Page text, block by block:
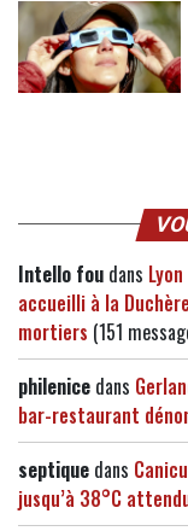
Intello fou dans
accueilli à la
mortiers (151
philenice dans
bar-restaurant
septique dans
jusqu’à 38°C